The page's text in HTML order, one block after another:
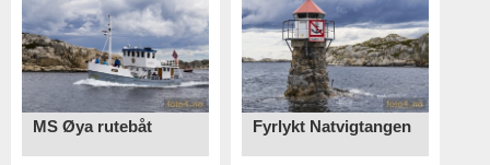
MS Øya rutebåt Fyrlykt Natvigtangen